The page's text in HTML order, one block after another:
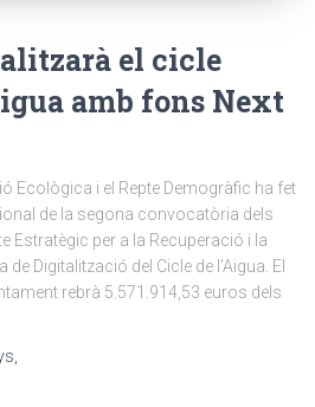
el cicle
amb fons Next
Ecològica i el Repte Demogràfic ha fet
de la segona convocatòria dels
Estratègic per a la Recuperació i la
Digitalització del Cicle de l’Aigua. El
rebrà 5.571.914,53 euros dels